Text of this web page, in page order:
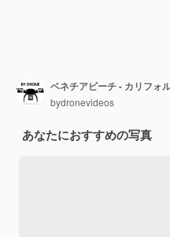
ベネチアビーチ - カリフォ
bydronevideos
あなたにおすすめの写真